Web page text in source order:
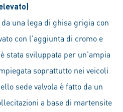
una lega di ghisa grigia con
con l'aggiunta di cromo e
stata sviluppata per un'ampia
soprattutto nei veicoli
sede valvola è fatto da un
a base di martensite